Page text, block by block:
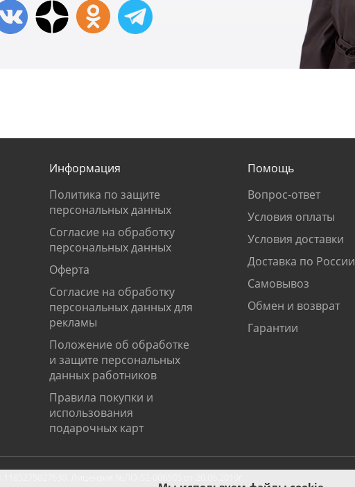
Информация
Политика по защите
персональных данных
Согласие на обработку
персональных данных
Оферта
Согласие на обработку
персональных данных для
рекламы
Положение об обработке
и защите персональных
данных работников
Правила покупки и
использования
подарочных карт
Помощь
Вопрос-ответ
Условия оплаты
Условия доставки
Доставка по России
Самовывоз
Обмен и возврат
Гарантии